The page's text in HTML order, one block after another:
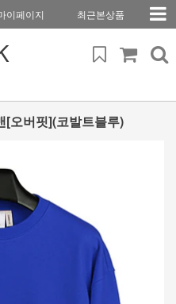
이페이지 최근본상품
[오버핏](코발트블루)